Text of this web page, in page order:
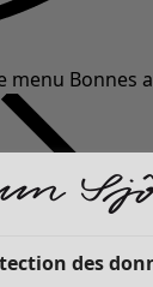
menu Bonnes
des